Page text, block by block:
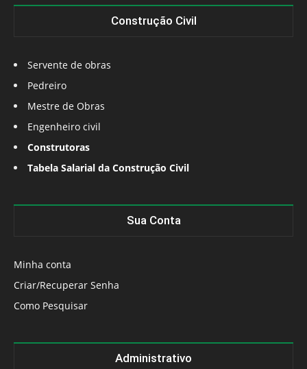
Construção Civil
Servente de obras
Pedreiro
Mestre de Obras
Engenheiro civil
Construtoras
Tabela Salarial da Construção Civil
Sua Conta
Minha conta
Criar/Recuperar Senha
Como Pesquisar
Administrativo